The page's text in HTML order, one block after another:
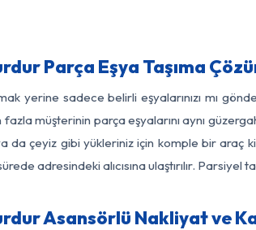
Parça Eşya Taşıma
yerine sadece belirli eşyalarınızı mı
müşterinin parça eşyalarını aynı
da çeyiz gibi yükleriniz için komple bir araç
adresindeki alıcısına ulaştırılır.
Asansörlü Nakliyat ve